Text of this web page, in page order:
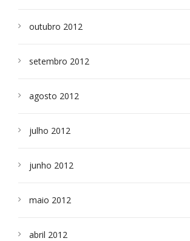
outubro 2012
setembro 2012
agosto 2012
julho 2012
junho 2012
maio 2012
abril 2012